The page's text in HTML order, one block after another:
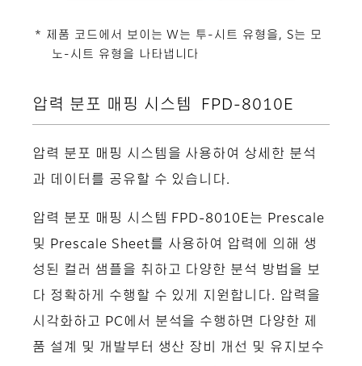
* 제품 코드에서 보이는 W는 투-시트 유형을, S는 모
노-시트 유형을 나타냅니다
압력 분포 매핑 시스템 FPD-8010E
압력 분포 매핑 시스템을 사용하여 상세한 분석
과 데이터를 공유할 수 있습니다.
압력 분포 매핑 시스템 FPD-8010E는 Prescale
및 Prescale Sheet를 사용하여 압력에 의해 생
성된 컬러 샘플을 취하고 다양한 분석 방법을 보
다 정확하게 수행할 수 있게 지원합니다. 압력을
시각화하고 PC에서 분석을 수행하면 다양한 제
품 설계 및 개발부터 생산 장비 개선 및 유지보수